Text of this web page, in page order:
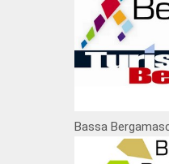
Bassa